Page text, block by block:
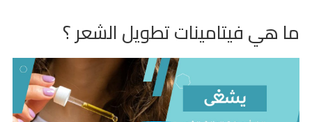
ما هي فيتامينات تطويل الشعر ؟